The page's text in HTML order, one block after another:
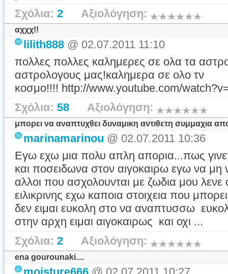
Σχόλια: 2 Αξιολόγηση:
αχχχ!!
lilith888 @ 02.07.2011 11:10
πολλες πολλες καλημερες σε ολα τα
αστρολογους μας!καλημερα σε ολο τν
κοσμο!!!! http://www.youtube.com/
Σχόλια: 58 Αξιολόγηση:
μπορει να αναπτυχθει δυναμικη αντιθετη συμμαχια
marinamarinou @ 02.07.2011 10:36
Εγω εχω μια πολυ απλη απορια...πως
και ποσειδωνα στον αιγοκαιρω εγω να μη
αλλοι που ασχολουνται με ζωδια μου λενε
ειλικρινης εχω καποια στοιχεια που
δεν ειμαι ευκολη στο να αναπτυσσω
στην αρχη ειμαι αιγοκαιρως και οχι ...
Σχόλια: 2 Αξιολόγηση:
ena gourounaki....